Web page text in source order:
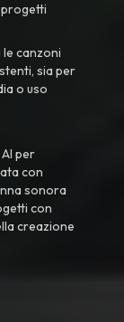
canzoni
sia per
o uso
per
con
sonora
con
creazione